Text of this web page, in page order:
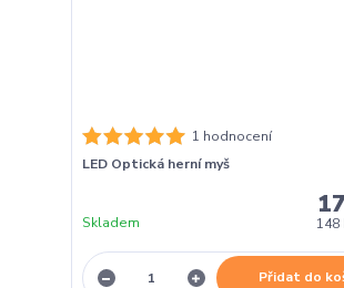
1 hodnocení
LED Optická herní myš
148
Skladem
Přidat do